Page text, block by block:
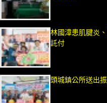
林國漳患肌腱炎
託付
頭城鎮公所送出